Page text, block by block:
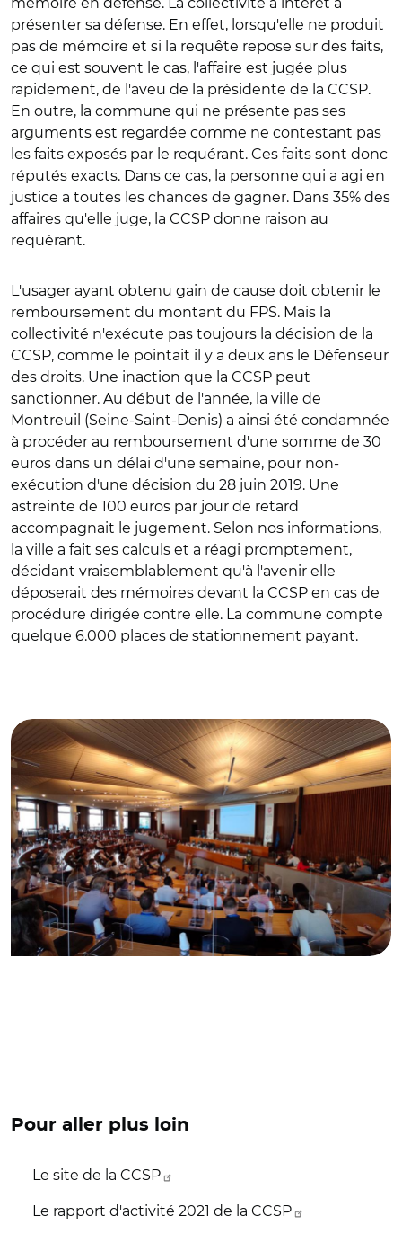
présenter sa défense. En effet, lorsqu'elle ne produit
pas de mémoire et si la requête repose sur des faits,
ce qui est souvent le cas, l'affaire est jugée plus
rapidement, de l'aveu de la présidente de la CCSP.
En outre, la commune qui ne présente pas ses
arguments est regardée comme ne contestant pas
les faits exposés par le requérant. Ces faits sont donc
réputés exacts. Dans ce cas, la personne qui a agi en
justice a toutes les chances de gagner. Dans 35% des
affaires qu'elle juge, la CCSP donne raison au
requérant.
L'usager ayant obtenu gain de cause doit obtenir le
remboursement du montant du FPS. Mais la
collectivité n'exécute pas toujours la décision de la
CCSP, comme le pointait il y a deux ans le Défenseur
des droits. Une inaction que la CCSP peut
sanctionner. Au début de l'année, la ville de
Montreuil (Seine-Saint-Denis) a ainsi été condamnée
à procéder au remboursement d'une somme de 30
euros dans un délai d'une semaine, pour non-
exécution d'une décision du 28 juin 2019. Une
astreinte de 100 euros par jour de retard
accompagnait le jugement. Selon nos informations,
la ville a fait ses calculs et a réagi promptement,
décidant vraisemblablement qu'à l'avenir elle
déposerait des mémoires devant la CCSP en cas de
procédure dirigée contre elle. La commune compte
quelque 6.000 places de stationnement payant.
Pour aller plus loin
Le site de la CCSP
Le rapport d'activité 2021 de la CCSP